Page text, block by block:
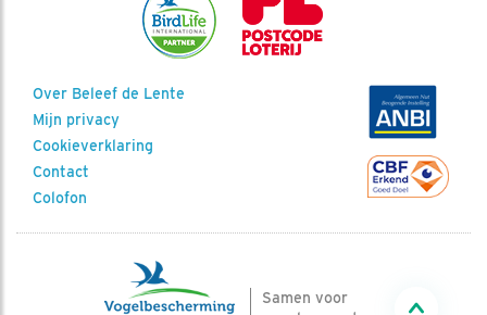
Over Beleef de Lente
Mijn privacy
Cookieverklaring
Contact
Colofon
Samen voor